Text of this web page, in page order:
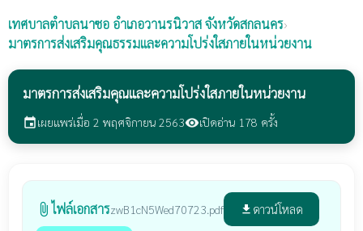
เทศบาลตำบลนาซอ อำเภอวานรนิวาส จังหวัดสกลนคร›
มาตรการส่งเสริมคุณธรรมและความโปร่งใสภายในหน่วยงาน
มาตรการส่งเสริมคุณและความโปร่งใสภายในหน่วยงาน
eventเผยแพร่เมื่อ 2 พฤศจิกายน 2563visibilityเปิดอ่าน 178 ครั้ง
attach_file ไฟล์เอกสารzwB1cN5Wed70723.pdf file_download ดาวน์โหลด